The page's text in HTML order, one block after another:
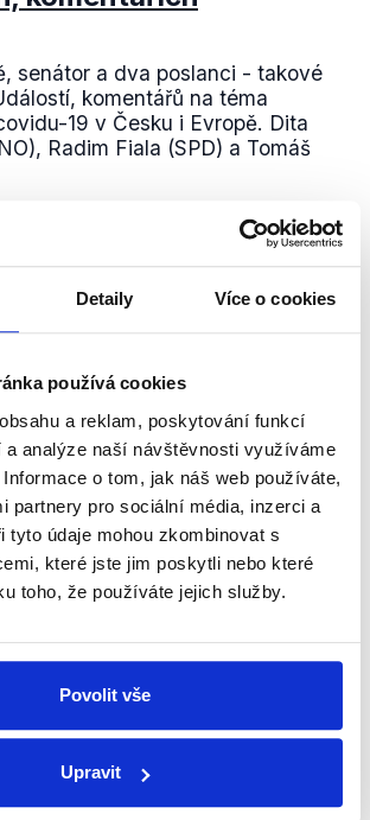
Detaily Více o cookies
používá cookies
a reklam, poskytování funkcí
analýze naší návštěvnosti využíváme
o tom, jak náš web používáte,
partnery pro sociální média, inzerci a
tyto údaje mohou zkombinovat s
které jste jim poskytli nebo které
toho, že používáte jejich služby.
Povolit vše
Upravit
senátor a dva poslanci - takové
komentářů na téma
19 v Česku i Evropě. Dita
Radim Fiala (SPD) a Tomáš
v kontaktu
k odběru našeho
nebo whatsappového
pravidelně přinášíme
článků a analýz.
odebírat, a mějte tak
jaké dezinformace a
zrovna v Česku šíří.